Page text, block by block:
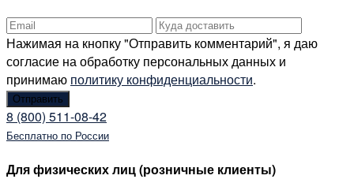
Нажимая на кнопку "Отправить комментарий", я даю
согласие на обработку персональных данных и
принимаю политику конфиденциальности.
8 (800) 511-08-42
Бесплатно по России
Для физических лиц (розничные клиенты)